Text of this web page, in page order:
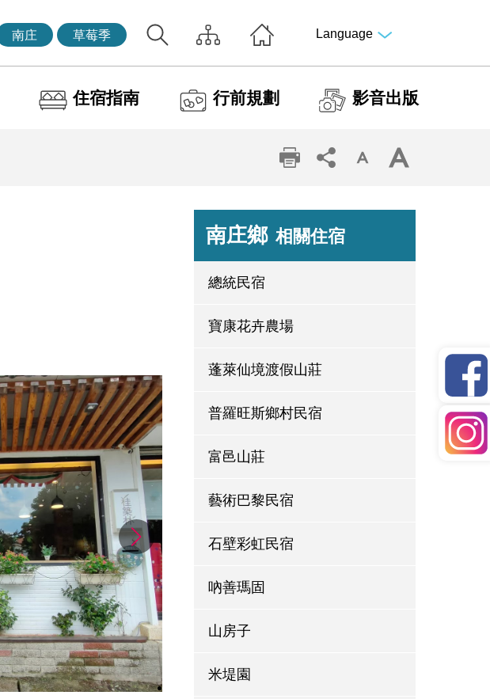
南庄 草莓季 Language
住宿指南 行前規劃 影音出版
南庄鄉 相關住宿
總統民宿
寶康花卉農場
蓬萊仙境渡假山莊
普羅旺斯鄉村民宿
富邑山莊
藝術巴黎民宿
石壁彩虹民宿
吶善瑪固
山房子
米堤園